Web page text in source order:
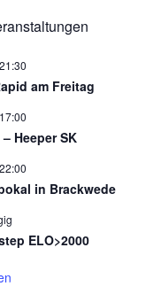
21:30
am Freitag
17:00
Heeper SK
22:00
in Brackwede
ELO>2000